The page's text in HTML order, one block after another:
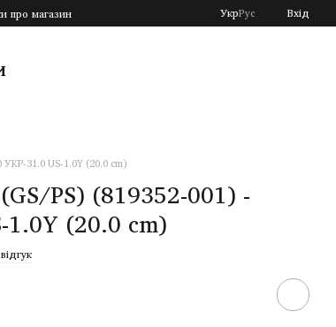
про магазин УкрРус Вхід
УКР-31.0 US-1.0Y (20.0 cm)
PS) (819352-001) -
1.0Y (20.0 cm)